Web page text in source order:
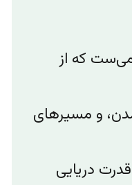
که از
و مسیرهای
دریایی